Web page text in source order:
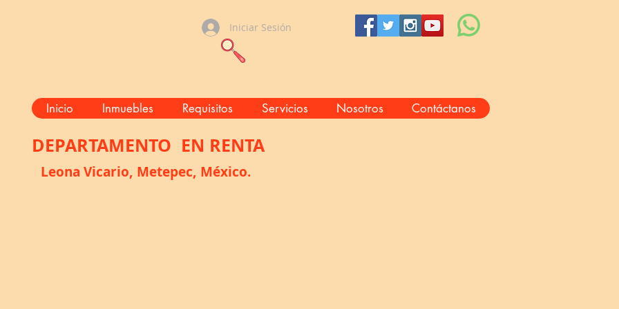
Iniciar Sesión
Inicio Inmuebles Requisitos Servicios Nosotros Contáctanos
DEPARTAMENTO EN RENTA
Leona Vicario, Metepec, México.